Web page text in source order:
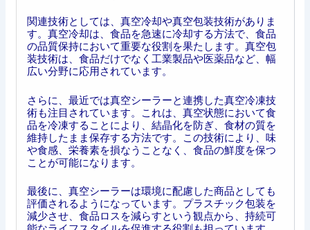
関連技術としては、真空冷却や真空包装技術がありま
す。真空冷却は、食品を急速に冷却する方法で、食品
の品質保持において重要な役割を果たします。真空包
装技術は、食品だけでなく工業製品や医薬品など、幅
広い分野に応用されています。
さらに、最近では真空シーラーと連携した真空冷凍技
術も注目されています。これは、真空状態において食
品を冷凍することにより、結晶化を防ぎ、食材の質を
維持したまま保存する方法です。この技術により、味
や食感、栄養素を損なうことなく、食品の鮮度を保つ
ことが可能になります。
最後に、真空シーラーは環境に配慮した商品としても
評価されるようになっています。プラスチック包装を
減少させ、食品ロスを減らすという観点から、持続可